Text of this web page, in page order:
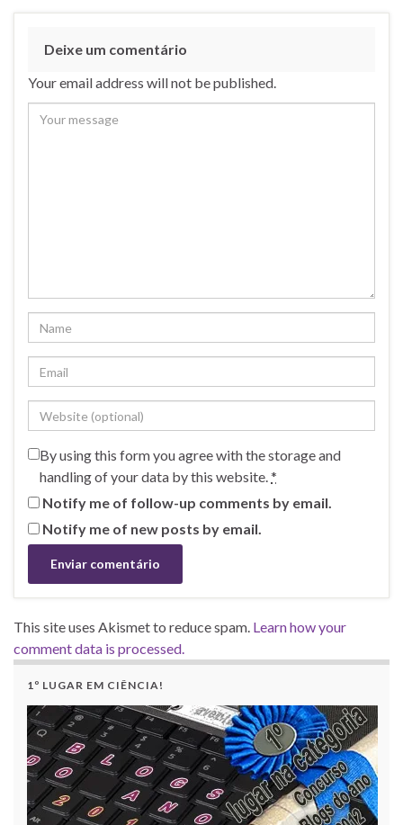
Deixe um comentário
Your email address will not be published.
By using this form you agree with the storage and
handling of your data by this website.*
Notify me of follow-up comments by email.
Notify me of new posts by email.
This site uses Akismet to reduce spam. Learn how your
comment data is processed.
1º LUGAR EM CIÊNCIA!